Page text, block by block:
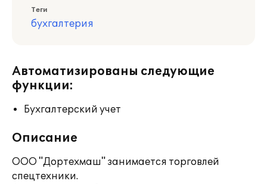
Теги
бухгалтерия
Автоматизированы следующие
функции:
Бухгалтерский учет
Описание
ООО "Дортехмаш" занимается торговлей
спецтехники.